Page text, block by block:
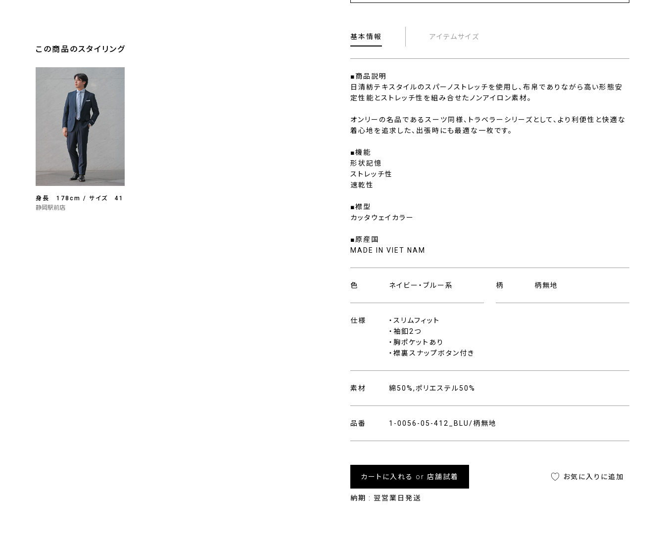
基本情報 アイテムサイズ
■商品説明
日清紡テキスタイルのスパーノストレッチを使用し、布帛でありながら高い形態安
定性能とストレッチ性を組み合せたノンアイロン素材。
オンリーの名品であるスーツ同様、トラベラーシリーズとして、より利便性と快適な
着心地を追求した、出張時にも最適な一枚です。
■機能
形状記憶
ストレッチ性
速乾性
■襟型
カッタウェイカラー
■原産国
MADE IN VIET NAM
色 ネイビー・ブルー系 柄 柄無地
仕様
・スリムフィット
・袖釦2つ
・胸ポケットあり
・襟裏スナップボタン付き
素材 綿50%,ポリエステル50%
品番 1-0056-05-412_BLU/柄無地
カートに入れる or 店舗試着
納期 : 翌営業日発送
お気に入りに追加
この商品のスタイリング
身長 178cm / サイズ 41
静岡駅前店